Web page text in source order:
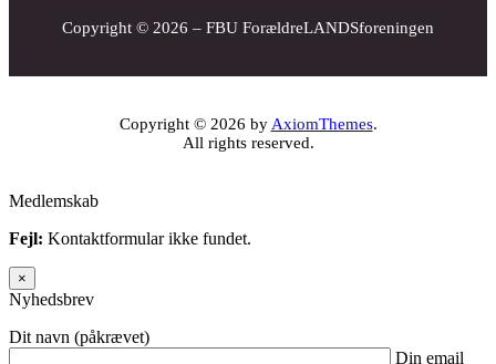
Copyright © 2026 – FBU ForældreLANDSforeningen
Copyright © 2026 by AxiomThemes.
All rights reserved.
Medlemskab
Fejl: Kontaktformular ikke fundet.
×
Nyhedsbrev
Dit navn (påkrævet)
Din email